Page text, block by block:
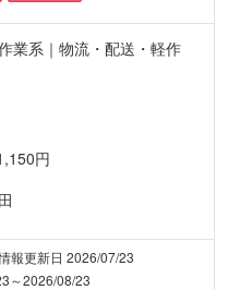
業系｜物流・配送・軽作
円
報更新日 2026/07/23
～2026/08/23